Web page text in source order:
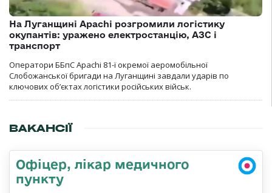
На Луганщині Apachi розгромили логістику
окупантів: уражено електростанцію, АЗС і
транспорт
Оператори ББпС Apachi 81-ї окремої аеромобільної
Слобожанської бригади на Луганщині завдали ударів по
ключових об’єктах логістики російських військ.
ВАКАНСІЇ
Офіцер, лікар медичного
пункту